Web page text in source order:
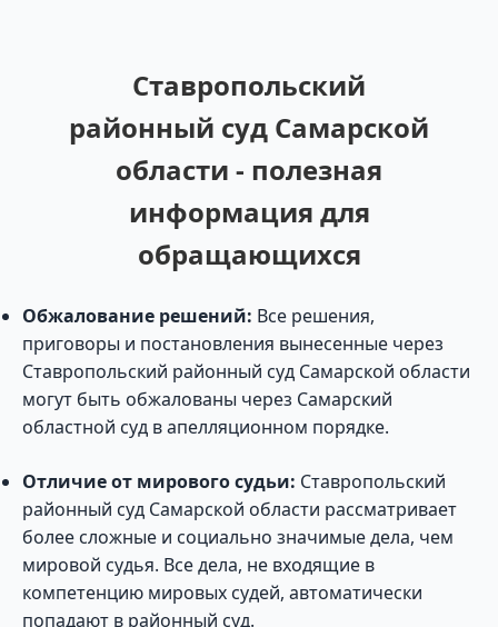
Ставропольский
районный суд Самарской
области - полезная
информация для
обращающихся
Обжалование решений: Все решения,
приговоры и постановления вынесенные через
Ставропольский районный суд Самарской области
могут быть обжалованы через Самарский
областной суд в апелляционном порядке.
Отличие от мирового судьи: Ставропольский
районный суд Самарской области рассматривает
более сложные и социально значимые дела, чем
мировой судья. Все дела, не входящие в
компетенцию мировых судей, автоматически
попадают в районный суд.